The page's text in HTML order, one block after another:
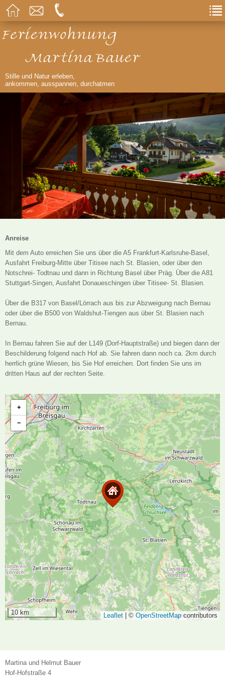
Stille und Natur erleben,
ankommen, ausspannen, durchatmen
Anreise
Mit dem Auto erreichen Sie uns über die A5 Frankfurt-Karlsruhe-Basel,
Ausfahrt Freiburg-Mitte über Titisee nach St. Blasien, oder über den
Notschrei- Todtnau und dann in Richtung Basel über Präg. Über die A81
Stuttgart-Singen, Ausfahrt Donaueschingen über Titisee- St. Blasien.
Über die B317 von Basel/Lörrach aus bis zur Abzweigung nach Bernau
oder über die B500 von Waldshut-Tiengen aus über St. Blasien nach
Bernau.
In Bernau fahren Sie auf der L149 (Dorf-Hauptstraße) und biegen dann der
Beschilderung folgend nach Hof ab. Sie fahren dann noch ca. 2km durch
herrlich grüne Wiesen, bis Sie Hof erreichen. Dort finden Sie uns im
dritten Haus auf der rechten Seite.
+
−
10 km Leaflet © OpenStreetMapcontributors
Martina und Helmut Bauer
Hof-Hofstraße 4